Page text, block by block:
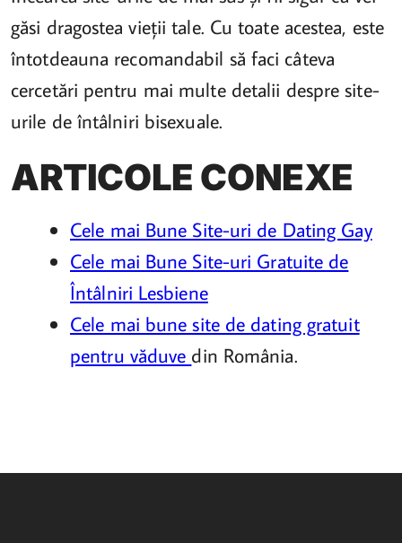
găsi dragostea vieții tale. Cu toate acestea, este
întotdeauna recomandabil să faci câteva
cercetări pentru mai multe detalii despre site-
urile de întâlniri bisexuale.
ARTICOLE CONEXE
Cele mai Bune Site-uri de Dating Gay
Cele mai Bune Site-uri Gratuite de
Întâlniri Lesbiene
Cele mai bune site de dating gratuit
pentru văduve din România.